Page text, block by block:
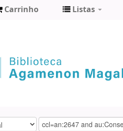
Carrinho Listas